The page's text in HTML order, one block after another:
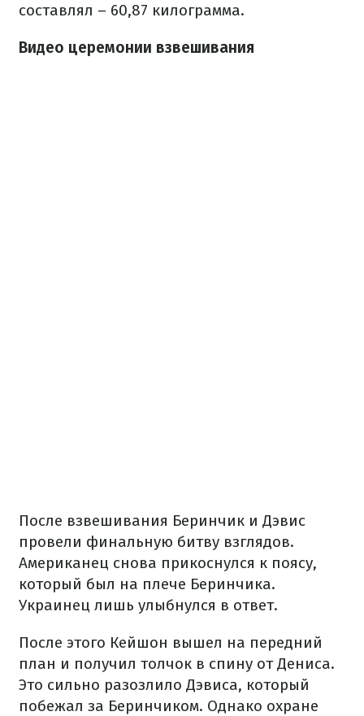
составлял – 60,87 килограмма.
Видео церемонии взвешивания
После взвешивания Беринчик и Дэвис
провели финальную битву взглядов.
Американец снова прикоснулся к поясу,
который был на плече Беринчика.
Украинец лишь улыбнулся в ответ.
После этого Кейшон вышел на передний
план и получил толчок в спину от Дениса.
Это сильно разозлило Дэвиса, который
побежал за Беринчиком. Однако охране